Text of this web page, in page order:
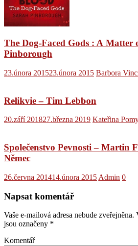
The Dog-Faced Gods : A Matter
Pinborough
23.února 201523.února 2015 Barbora
Relikvie – Tim Lebbon
20.září 201827.března 2019 Kateřina
Společenstvo Pevnosti – Martin
Němec
26.června 201414.února 2015 Admin 0
Napsat komentář
Vaše e-mailová adresa nebude zveřejněna.
jsou označeny *
Komentář